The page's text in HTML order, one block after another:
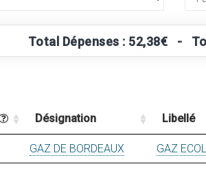
Total Dépenses : 52,38€ -
Désignation Libellé
GAZ DE BORDEAUX GAZ